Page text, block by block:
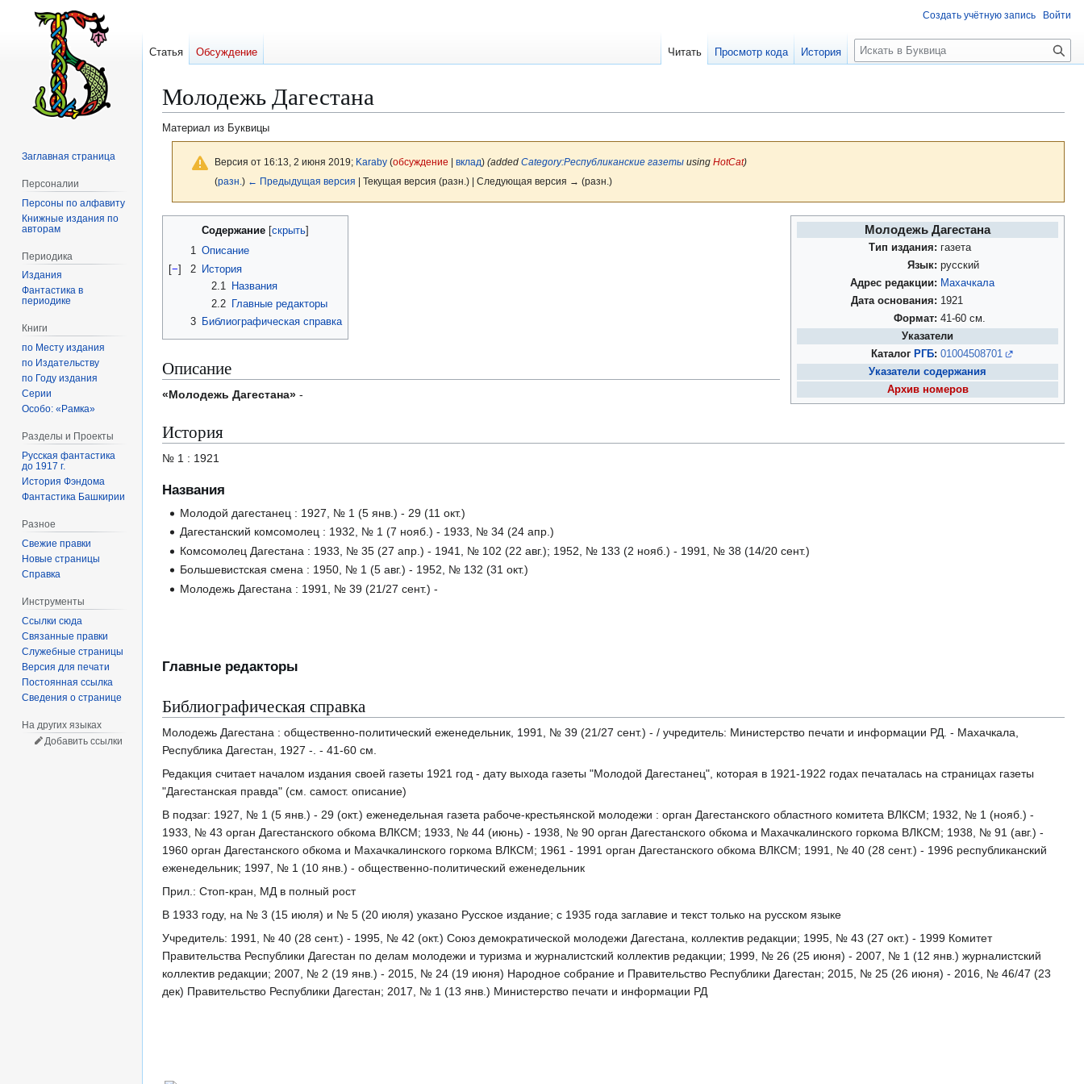
Молодежь Дагестана
Материал из Буквицы
Версия от 16:13, 2 июня 2019; Karaby (обсуждение вклад) (added Category:Республиканские газетыusing HotCat)
(разн. ) ← Предыдущая версия | Текущая версия (разн.) | Следующая версия → (разн.)
Перейти
Перейти
Молодежь Дагестана
Тип издания: газета
Язык: русский
Адрес редакции: Махачкала
Дата основания: 1921
Формат: 41-60 см.
Указатели
Каталог РГБ: 01004508701
Указатели содержания
Архив номеров
Содержание
1 Описание
[−] 2 История
2.1
Названия
2.2 Главные редакторы
3
Библиографическая справка
Описание
«Молодежь Дагестана» -
История
№ 1 : 1921
Названия
Молодой дагестанец : 1927, № 1 (5 янв.) - 29 (11 окт.)
Дагестанский комсомолец : 1932, № 1 (7 нояб.) - 1933, № 34 (24 апр.)
Комсомолец Дагестана : 1933, № 35 (27 апр.) - 1941, № 102 (22 авг.); 1952, № 133 (2 нояб.) - 1991, № 38 (14/20 сент.)
Большевистская смена : 1950, № 1 (5 авг.) - 1952, № 132 (31 окт.)
Молодежь Дагестана : 1991, № 39 (21/27 сент.) -
Главные редакторы
Библиографическая справка
Молодежь Дагестана : общественно-политический еженедельник, 1991, № 39 (21/27 сент.) - / учредитель: Министерство печати и информации РД. - Махачкала,
Республика Дагестан, 1927 -. - 41-60 см.
Редакция считает началом издания своей газеты 1921 год - дату выхода газеты "Молодой Дагестанец", которая в 1921-1922 годах печаталась на страницах газеты
"Дагестанская правда" (см. самост. описание)
В подзаг: 1927, № 1 (5 янв.) - 29 (окт.) еженедельная газета рабоче-крестьянской молодежи : орган Дагестанского областного комитета ВЛКСМ; 1932, № 1 (нояб.) -
1933, № 43 орган Дагестанского обкома ВЛКСМ; 1933, № 44 (июнь) - 1938, № 90 орган Дагестанского обкома и Махачкалинского горкома ВЛКСМ; 1938, № 91 (авг.) -
1960 орган Дагестанского обкома и Махачкалинского горкома ВЛКСМ; 1961 - 1991 орган Дагестанского обкома ВЛКСМ; 1991, № 40 (28 сент.) - 1996 республиканский
еженедельник; 1997, № 1 (10 янв.) - общественно-политический еженедельник
Прил.: Стоп-кран, МД в полный рост
В 1933 году, на № 3 (15 июля) и № 5 (20 июля) указано Русское издание; с 1935 года заглавие и текст только на русском языке
Учредитель: 1991, № 40 (28 сент.) - 1995, № 42 (окт.) Союз демократической молодежи Дагестана, коллектив редакции; 1995, № 43 (27 окт.) - 1999 Комитет
Правительства Республики Дагестан по делам молодежи и туризма и журналистский коллектив редакции; 1999, № 26 (25 июня) - 2007, № 1 (12 янв.) журналистский
коллектив редакции; 2007, № 2 (19 янв.) - 2015, № 24 (19 июня) Народное собрание и Правительство Республики Дагестан; 2015, № 25 (26 июня) - 2016, № 46/47 (23
дек) Правительство Республики Дагестан; 2017, № 1 (13 янв.) Министерство печати и информации РД
Создать учётную запись Войти
Статья Обсуждение Читать Просмотр кода История
П
о
к
Заглавная страница
Персоналии
Персоны по алфавиту
Книжные издания по
авторам
Периодика
Издания
Фантастика в
периодике
Книги
по Месту издания
по Издательству
по Году издания
Серии
Особо: «Рамка»
Разделы и Проекты
Русская фантастика
до 1917 г.
История Фэндома
Фантастика Башкирии
Разное
Свежие правки
Новые страницы
Справка
Инструменты
Ссылки сюда
Связанные правки
Служебные страницы
Версия для печати
Постоянная ссылка
Сведения о странице
На других языках
Добавить ссылки